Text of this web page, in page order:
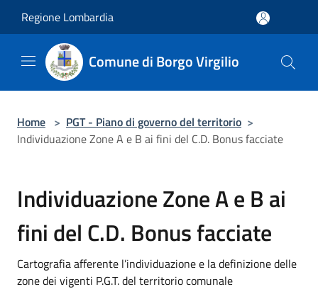
Regione Lombardia
Comune di Borgo Virgilio
Home > PGT - Piano di governo del territorio >
Individuazione Zone A e B ai fini del C.D. Bonus facciate
Individuazione Zone A e B ai
fini del C.D. Bonus facciate
Cartografia afferente l’individuazione e la definizione delle
zone dei vigenti P.G.T. del territorio comunale